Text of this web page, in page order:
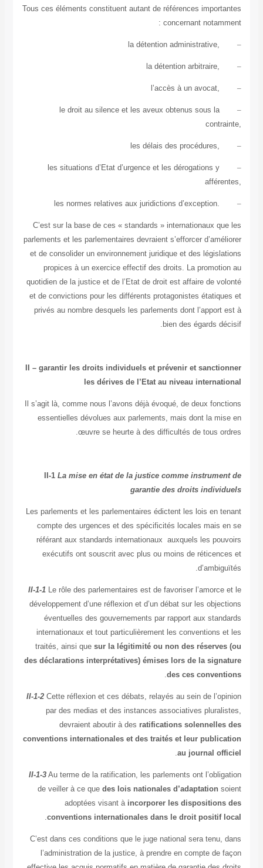
Tous ces éléments constituent autant de références
concernant
la détention administrative,
la détention arbitraire,
l’accès à un avocat,
le droit au silence et les aveux obtenus sous la
les délais des procédures,
les situations d’Etat d’urgence et les dérogations y
les normes relatives aux juridictions d’exception.
C’est sur la base de ces « standards » internationaux
parlements et les parlementaires devraient s’efforcer
et de consolider un environnement juridique et des
propices à un exercice effectif des droits. La
quotidien de la justice et de l’Etat de droit est affaire de
et de convictions pour les différents protagonistes
privés au nombre desquels les parlements dont
bien des égards
II – garantir les droits individuels et prévenir et
les dérives de l’Etat au niveau
Il s’agit là, comme nous l’avons déjà évoqué, de deux
essentielles dévolues aux parlements, mais dont la
œuvre se heurte à des difficultés de tous
II-1 La mise en état de la justice comme
garantie des droits
Les parlements et les parlementaires édictent les lois en
compte des urgences et des spécificités locales
référant aux standards internationaux auxquels les
exécutifs ont souscrit avec plus ou moins de
II-1-1 Le rôle des parlementaires est de favoriser
développement d’une réflexion et d’un débat sur les
éventuelles des gouvernements par rapport aux
internationaux et tout particulièrement les
traités, ainsi quesur la légitimité ou non des
des déclarations interprétatives) émises lors de la
des ces
.
II-1-2Cette réflexion et ces débats, relayés au sein de
par des medias et des instances associatives
devraient aboutir à desratifications
conventions internationales et des traités et leur
au journal
.
II-1-3Au terme de la ratification, les parlements ont
de veiller à ce quedes lois nationales d’adaptation
adoptées visant à incorporer les
conventions internationales dans le droit
.
C’est dans ces conditions que le juge national sera
l’administration de la justice, à prendre en compte